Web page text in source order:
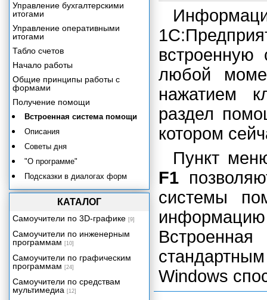
любой
нажатием
раздел
котором
Пункт
F1
системы
Windows
Управление бухгалтерскими
итогами
Управление оперативными
итогами
Табло счетов
Начало работы
Общие принципы работы с
формами
Получение помощи
Встроенная система помощи
Описания
Советы дня
"О программе"
Подсказки в диалогах форм
Контроль ссылочной целостности
Монитор пользователей
Сервисные возможности
Редактор текстов
КАТАЛОГ
Самоучители по 3D-графике [9]
Самоучители по инженерным
программам [10]
Самоучители по графическим
программам [24]
Самоучители по средствам
мультимедиа [12]